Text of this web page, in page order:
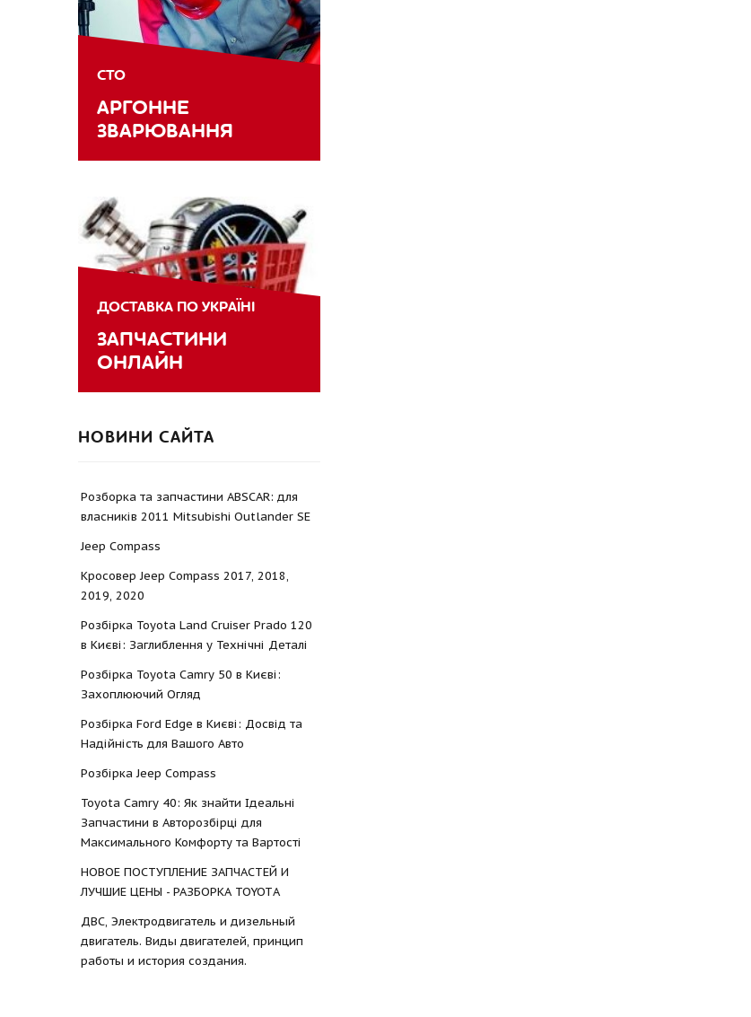
СТО
АРГОННЕ
ЗВАРЮВАННЯ
ДОСТАВКА ПО УКРАЇНІ
ЗАПЧАСТИНИ
ОНЛАЙН
НОВИНИ САЙТА
Розборка та запчастини ABSCAR: для
власників 2011 Mitsubishi Outlander SE
Jeep Compass
Кросовер Jeep Compass 2017, 2018,
2019, 2020
Розбірка Toyota Land Cruiser Prado 120
в Києві: Заглиблення у Технічні Деталі
Розбірка Toyota Camry 50 в Києві:
Захоплюючий Огляд
Розбірка Ford Edge в Києві: Досвід та
Надійність для Вашого Авто
Розбірка Jeep Compass
Toyota Camry 40: Як знайти Ідеальні
Запчастини в Авторозбірці для
Максимального Комфорту та Вартості
НОВОЕ ПОСТУПЛЕНИЕ ЗАПЧАСТЕЙ И
ЛУЧШИЕ ЦЕНЫ - РАЗБОРКА TOYOTА
ДВС, Электродвигатель и дизельный
двигатель. Виды двигателей, принцип
работы и история создания.